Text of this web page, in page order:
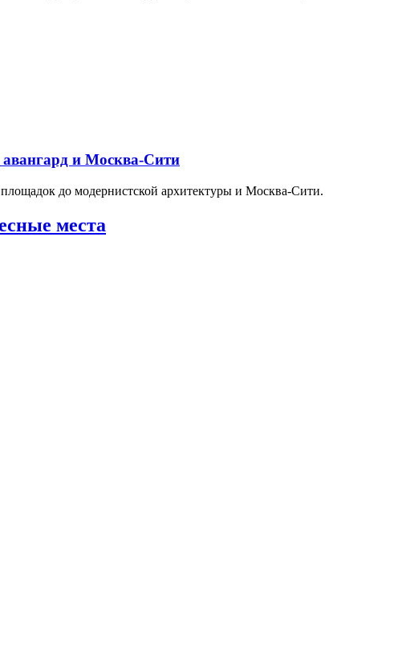
и Москва-Сити
до модернистской архитектуры и Москва-Сити.
места